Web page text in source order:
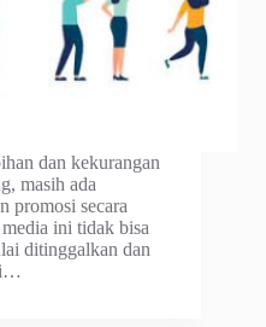
dan kekurangan
masih ada
promosi secara
ini tidak bisa
ditinggalkan dan